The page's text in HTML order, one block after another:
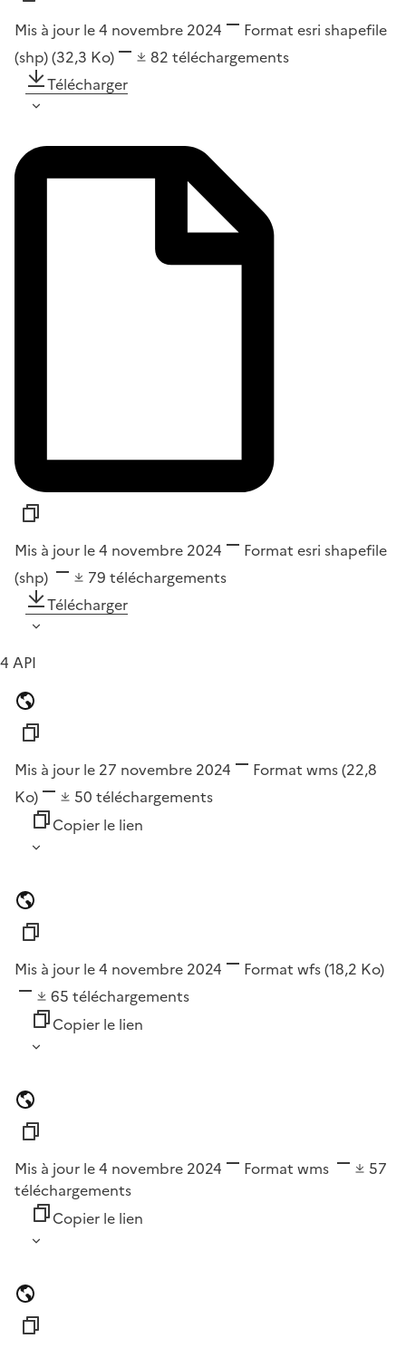
Mis à jour le 4 novembre 2024 Format esri shapefile
(shp)(32,3 Ko) 82 téléchargements
Télécharger
Mis à jour le 4 novembre 2024 Format esri shapefile
(shp)
79 téléchargements
Télécharger
4 API
Mis à jour le 27 novembre 2024 Format wms(22,8
Ko)
50 téléchargements
Copier le lien
Mis à jour le 4 novembre 2024 Format wfs(18,2 Ko)
65 téléchargements
Copier le lien
Mis à jour le 4 novembre 2024 Format wms
57
téléchargements
Copier le lien